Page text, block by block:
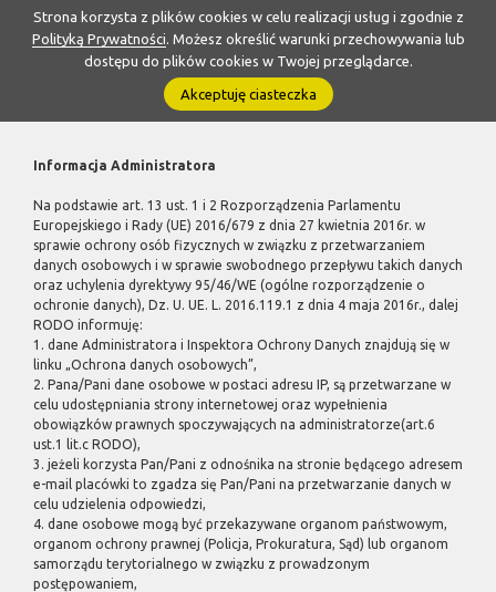
Strona korzysta z plików cookies w celu realizacji usług i zgodnie z
Polityką Prywatności. Możesz określić warunki przechowywania lub
dostępu do plików cookies w Twojej przeglądarce.
Akceptuję ciasteczka
Informacja Administratora
Na podstawie art. 13 ust. 1 i 2 Rozporządzenia Parlamentu
Europejskiego i Rady (UE) 2016/679 z dnia 27 kwietnia 2016r. w
sprawie ochrony osób fizycznych w związku z przetwarzaniem
danych osobowych i w sprawie swobodnego przepływu takich danych
oraz uchylenia dyrektywy 95/46/WE (ogólne rozporządzenie o
ochronie danych), Dz. U. UE. L. 2016.119.1 z dnia 4 maja 2016r., dalej
RODO informuję:
1. dane Administratora i Inspektora Ochrony Danych znajdują się w
linku „Ochrona danych osobowych”,
2. Pana/Pani dane osobowe w postaci adresu IP, są przetwarzane w
celu udostępniania strony internetowej oraz wypełnienia
obowiązków prawnych spoczywających na administratorze(art.6
ust.1 lit.c RODO),
3. jeżeli korzysta Pan/Pani z odnośnika na stronie będącego adresem
e-mail placówki to zgadza się Pan/Pani na przetwarzanie danych w
celu udzielenia odpowiedzi,
4. dane osobowe mogą być przekazywane organom państwowym,
organom ochrony prawnej (Policja, Prokuratura, Sąd) lub organom
samorządu terytorialnego w związku z prowadzonym
postępowaniem,